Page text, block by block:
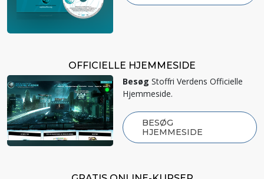
OFFICIELLE HJEMMESIDE
Besøg Stoffri Verdens Officielle
Hjemmeside.
BESØG
HJEMMESIDE